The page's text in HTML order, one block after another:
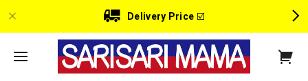
Delivery Price ☑️